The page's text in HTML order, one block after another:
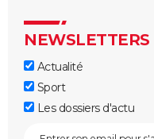
NEWSLETTERS
Actualité
Sport
Les dossiers d'actu